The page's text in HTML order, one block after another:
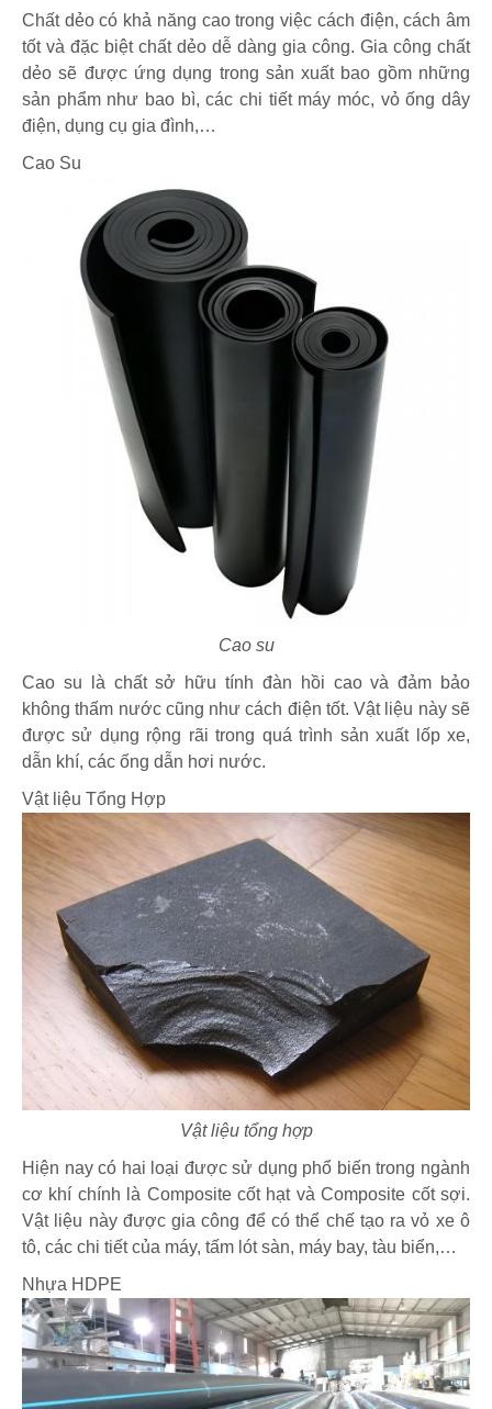
Chất dẻo có khả năng cao trong việc cách điện, cách âm
tốt và đặc biệt chất dẻo dễ dàng gia công. Gia công chất
dẻo sẽ được ứng dụng trong sản xuất bao gồm những
sản phẩm như bao bì, các chi tiết máy móc, vỏ ống dây
điện, dụng cụ gia đình,…
Cao Su
Cao su
Cao su là chất sở hữu tính đàn hồi cao và đảm bảo
không thấm nước cũng như cách điện tốt. Vật liệu này sẽ
được sử dụng rộng rãi trong quá trình sản xuất lốp xe,
dẫn khí, các ống dẫn hơi nước.
Vật liệu Tổng Hợp
Vật liệu tổng hợp
Hiện nay có hai loại được sử dụng phổ biến trong ngành
cơ khí chính là Composite cốt hạt và Composite cốt sợi.
Vật liệu này được gia công để có thể chế tạo ra vỏ xe ô
tô, các chi tiết của máy, tấm lót sàn, máy bay, tàu biển,…
Nhựa HDPE